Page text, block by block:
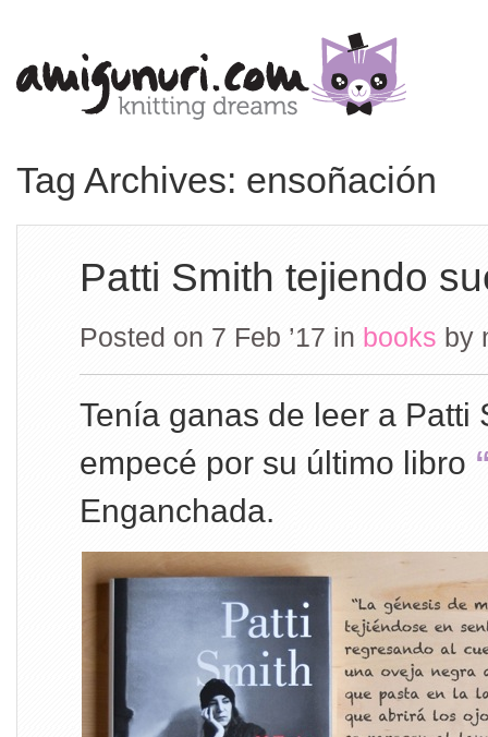
Tag Archives: ensoñación
Patti Smith tejiendo
Posted on 7 Feb ’17 in books by
Tenía ganas de leer a Patti
empecé por su último libro
Enganchada.